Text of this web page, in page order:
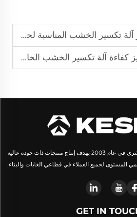
تكسير الخشب المناسبة لحديقتك أو عملك
آلة تكسير الخشب الخاصة بك: نصائح وحيل
تم تأسيس شركة كيسن ميكنري في عام 2003 بهدف إنتاج منتجات ذات جودة عالية
المستوى لجميع العملاء في قطاعي الغابات والبناء.
GET IN